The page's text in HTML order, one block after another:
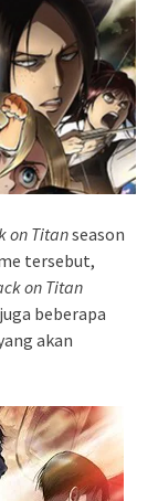
on Titanseason
tersebut,
on Titan
beberapa
akan